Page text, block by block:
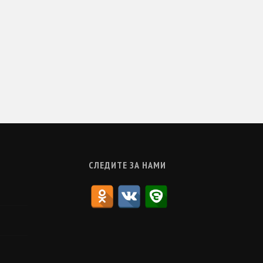
СЛЕДИТЕ ЗА НАМИ